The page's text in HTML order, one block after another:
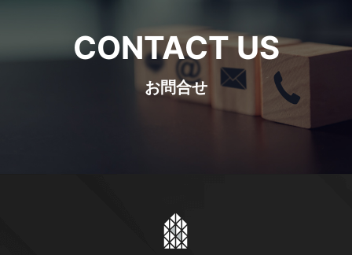
CONTACT US
お問合せ